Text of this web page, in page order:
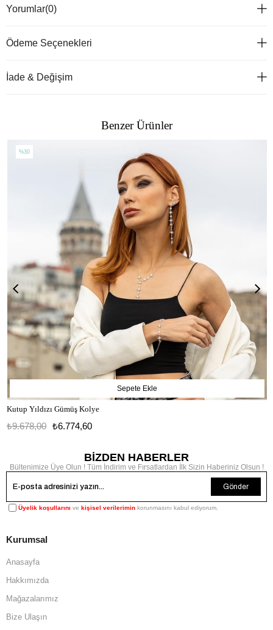
Yorumlar(0)
Ödeme Seçenekleri
İade & Değişim
Benzer Ürünler
Kutup Yıldızı Gümüş Kolye
₺6.774,60
₺9.678,00
Sepete Ekle
%30
BİZDEN HABERLER
Bültenimize Üye Olun ! Tüm İndirim ve Fırsatlardan İlk Sizin Haberiniz Olsun !
Gönder
Üyelik koşullarını ve kişisel verilerimin korunmasını kabul ediyorum.
Kurumsal
Anasayfa
Hakkımızda
Mağazalarımız
Bize Ulaşın